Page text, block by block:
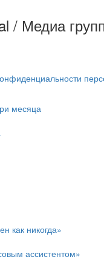
/ Медиа
месяца
как никогда»
ассистентом»